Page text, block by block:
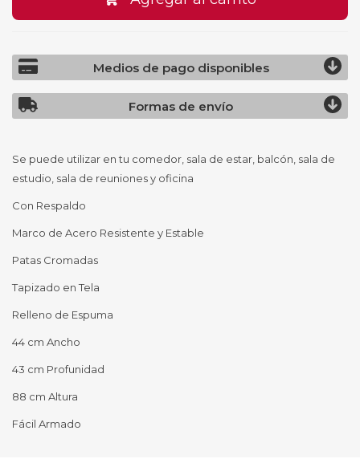
Medios de pago disponibles
Formas de envío
Se puede utilizar en tu comedor, sala de estar, balcón, sala de
estudio, sala de reuniones y oficina
Con Respaldo
Marco de Acero Resistente y Estable
Patas Cromadas
Tapizado en Tela
Relleno de Espuma
44 cm Ancho
43 cm Profunidad
88 cm Altura
Fácil Armado